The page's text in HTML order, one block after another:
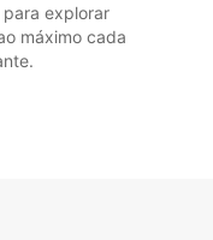
explorar
máximo cada